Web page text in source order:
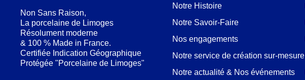
Non Sans Raison,
La porcelaine de Limoges
Résolument moderne
& 100 % Made in France.
Certifiée Indication Géographique
Protégée "Porcelaine de Limoges"
Notre Histoire
Notre Savoir-Faire
Nos engagements
Notre service de création sur-mesure
Notre actualité & Nos événements